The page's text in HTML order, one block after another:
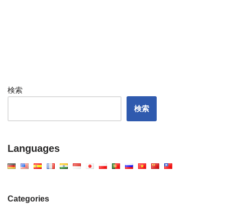
検索
検索
Languages
Categories